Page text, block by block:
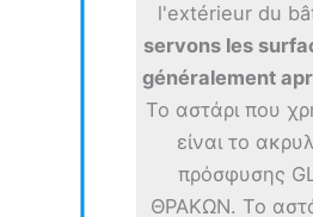
l'extérieur du
servons les
généralement
Το αστάρι που
είναι το
πρόσφυσης
ΘΡΑΚΩΝ. Το